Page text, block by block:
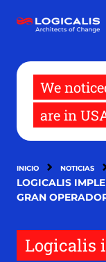
contenido
We
are in
INICIO NOTICIAS
LOGICALIS
GRAN
Logicalis